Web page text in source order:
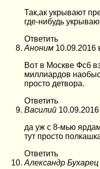
Так,ак укрывают
где-нибудь
Ответить
Аноним 10.09.2016
Вот в Москве Фсб
миллиардов
просто детвора.
Ответить
Василий
да уж с 8-мью
тут просто
Ответить
Александр Бухарец